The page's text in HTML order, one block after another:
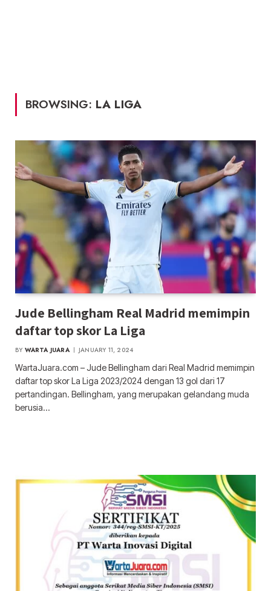
BROWSING: LA LIGA
Jude Bellingham Real Madrid memimpin
daftar top skor La Liga
BY WARTA JUARA JANUARY 11, 2024
WartaJuara.com – Jude Bellingham dari Real Madrid memimpin
daftar top skor La Liga 2023/2024 dengan 13 gol dari 17
pertandingan. Bellingham, yang merupakan gelandang muda
berusia…